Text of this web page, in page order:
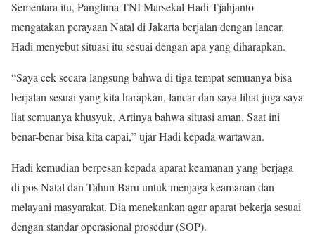
Sementara itu, Panglima TNI Marsekal Hadi Tjahjanto
mengatakan perayaan Natal di Jakarta berjalan dengan lancar.
Hadi menyebut situasi itu sesuai dengan apa yang diharapkan.
“Saya cek secara langsung bahwa di tiga tempat semuanya bisa
berjalan sesuai yang kita harapkan, lancar dan saya lihat juga saya
liat semuanya khusyuk. Artinya bahwa situasi aman. Saat ini
benar-benar bisa kita capai,” ujar Hadi kepada wartawan.
Hadi kemudian berpesan kepada aparat keamanan yang berjaga
di pos Natal dan Tahun Baru untuk menjaga keamanan dan
melayani masyarakat. Dia menekankan agar aparat bekerja sesuai
dengan standar operasional prosedur (SOP).